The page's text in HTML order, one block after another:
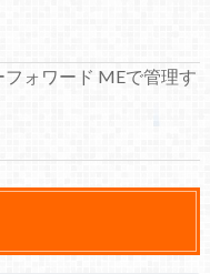
ォワード MEで管理す